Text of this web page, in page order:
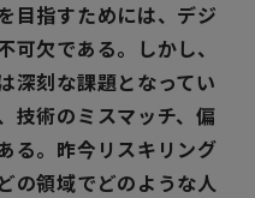
目指すためには、デジ
可欠である。しかし、
深刻な課題となってい
技術のミスマッチ、偏
る。昨今リスキリング
の領域でどのような人